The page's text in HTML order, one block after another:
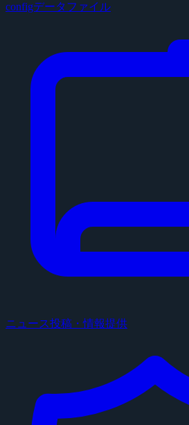
configデータファイル
ニュース投稿・情報提供